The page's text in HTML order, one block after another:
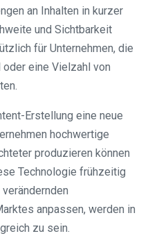
an Inhalten in kurzer
und Sichtbarkeit
für Unternehmen, die
eine Vielzahl von
Erstellung eine neue
hochwertige
produzieren können
Technologie frühzeitig
anpassen, werden in
zu sein.